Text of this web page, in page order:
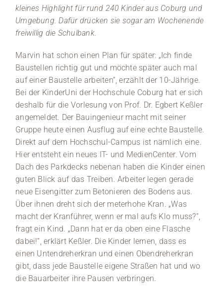
Medien
News
Veranstaltungen
kleines Highlight für rund 240 Kinder aus Coburg und
Umgebung. Dafür drücken sie sogar am Wochenende
freiwillig die Schulbank.
Marvin hat schon einen Plan für später: „Ich finde
Baustellen richtig gut und möchte später auch mal
auf einer Baustelle arbeiten“, erzählt der 10-Jährige.
Bei der KinderUni der Hochschule Coburg hat er sich
deshalb für die Vorlesung von Prof. Dr. Egbert Keßler
angemeldet. Der Bauingenieur macht mit seiner
Gruppe heute einen Ausflug auf eine echte Baustelle.
Direkt auf dem Hochschul-Campus ist nämlich eine.
Hier entsteht ein neues IT- und MedienCenter. Vom
Dach des Parkdecks nebenan haben die Kinder einen
guten Blick auf das Treiben. Arbeiter legen gerade
neue Eisengitter zum Betonieren des Bodens aus.
Über ihnen dreht sich der meterhohe Kran. „Was
macht der Kranführer, wenn er mal aufs Klo muss?“,
fragt ein Kind. „Dann hat er da oben eine Flasche
dabei!“, erklärt Keßler. Die Kinder lernen, dass es
einen Untendreherkran und einen Obendreherkran
gibt, dass jede Baustelle eigene Straßen hat und wo
die Bauarbeiter ihre Pausen verbringen.